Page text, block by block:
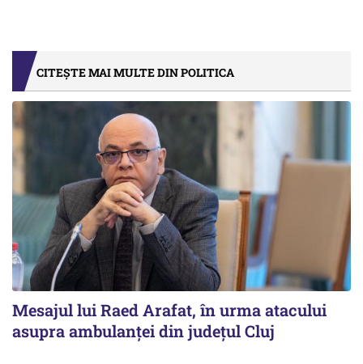
CITEȘTE MAI MULTE DIN POLITICA
Mesajul lui Raed Arafat, în urma atacului
asupra ambulanței din județul Cluj